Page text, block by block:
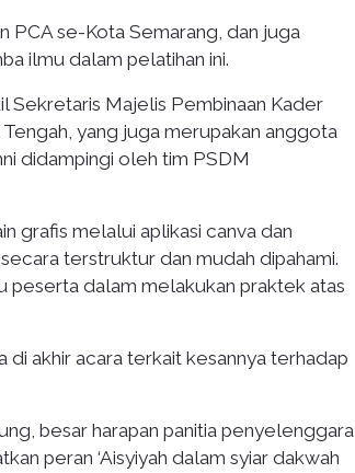
PCA se-Kota Semarang, dan juga
ilmu dalam pelatihan ini.
Sekretaris Majelis Pembinaan Kader
yang juga merupakan anggota
didampingi oleh tim PSDM
grafis melalui aplikasi canva dan
terstruktur dan mudah dipahami.
peserta dalam melakukan praktek atas
di akhir acara terkait kesannya terhadap
besar harapan panitia penyelenggara
peran ‘Aisyiyah dalam syiar dakwah